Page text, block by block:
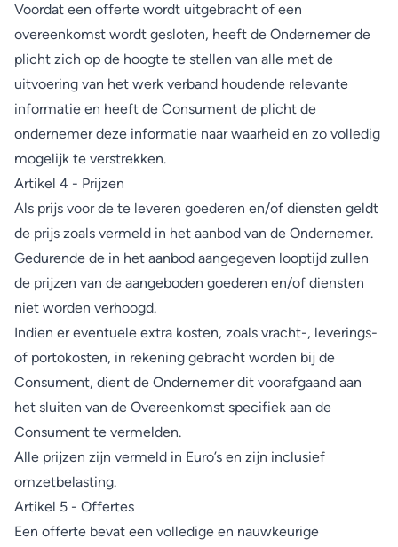
Voordat een offerte wordt uitgebracht of een
overeenkomst wordt gesloten, heeft de Ondernemer de
plicht zich op de hoogte te stellen van alle met de
uitvoering van het werk verband houdende relevante
informatie en heeft de Consument de plicht de
ondernemer deze informatie naar waarheid en zo volledig
mogelijk te verstrekken.
Artikel 4 - Prijzen
Als prijs voor de te leveren goederen en/of diensten geldt
de prijs zoals vermeld in het aanbod van de Ondernemer.
Gedurende de in het aanbod aangegeven looptijd zullen
de prijzen van de aangeboden goederen en/of diensten
niet worden verhoogd.
Indien er eventuele extra kosten, zoals vracht-, leverings-
of portokosten, in rekening gebracht worden bij de
Consument, dient de Ondernemer dit voorafgaand aan
het sluiten van de Overeenkomst specifiek aan de
Consument te vermelden.
Alle prijzen zijn vermeld in Euro’s en zijn inclusief
omzetbelasting.
Artikel 5 - Offertes
Een offerte bevat een volledige en nauwkeurige